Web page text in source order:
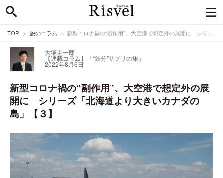
TOP 旅のコラム 新型コロナ禍の“副作用”、大空港で想定外の展開に シリーズ「北海道より大きいカナダの島」【３】
大塚圭一郎
【連載コラム】「“鉄分”サプリの旅」
2022年8月6日
新型コロナ禍の“副作用”、大空港で想定外の展
開に シリーズ「北海道より大きいカナダの
島」【３】